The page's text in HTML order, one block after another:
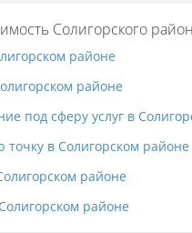
Солигорского
районе
районе
под сферу услуг в
точку в Солигорском районе
районе
районе